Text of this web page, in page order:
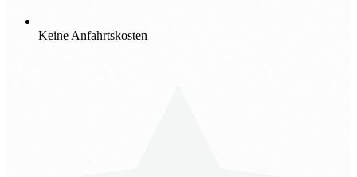
Keine Anfahrtskosten